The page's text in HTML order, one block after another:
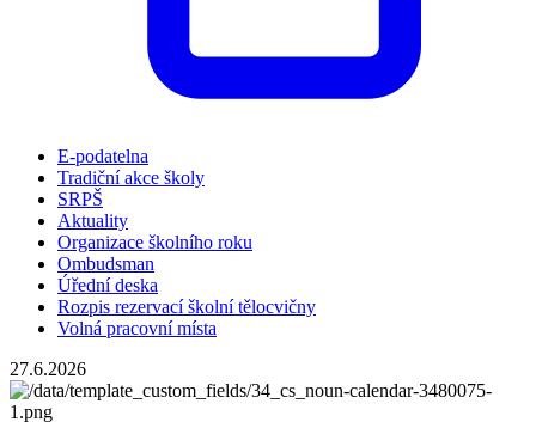
E-podatelna
Tradiční akce školy
SRPŠ
Aktuality
Organizace školního roku
Ombudsman
Úřední deska
Rozpis rezervací školní tělocvičny
Volná pracovní místa
27.6.2026